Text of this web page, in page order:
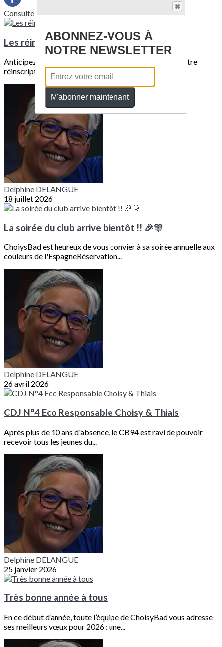
Consultez également
Les réinscriptions, c'est pour bientôt...
Anticipez en préparant les documents nécessaires à votre
réinscription.Vous recevrez un mail...
Delphine DELANGUE
18 juillet 2026
La soirée du club arrive bientôt !! 🎉🎊
ChoiysBad est heureux de vous convier à sa soirée annuelle aux
couleurs de l'EspagneRéservation...
Delphine DELANGUE
26 avril 2026
CDJ N°4 Eco Responsable Choisy & Thiais
Après plus de 10 ans d'absence, le CB94 est ravi de pouvoir
recevoir tous les jeunes du...
Delphine DELANGUE
25 janvier 2026
Très bonne année à tous
En ce début d’année, toute l’équipe de ChoisyBad vous adresse
ses meilleurs vœux pour 2026 : une...
ABONNEZ-VOUS À
NOTRE NEWSLETTER
M'abonner maintenant